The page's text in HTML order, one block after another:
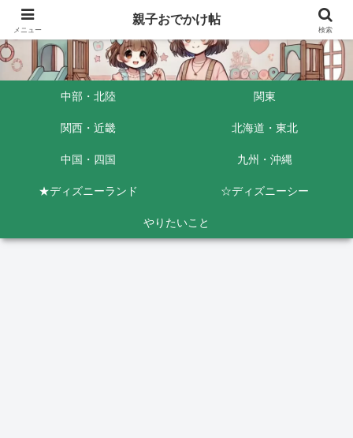
中部・北陸 関東
関西・近畿 北海道・東北
中国・四国 九州・沖縄
★ディズニーランド ☆ディズニーシー
やりたいこと
メニュー
親子おでかけ帖
検索